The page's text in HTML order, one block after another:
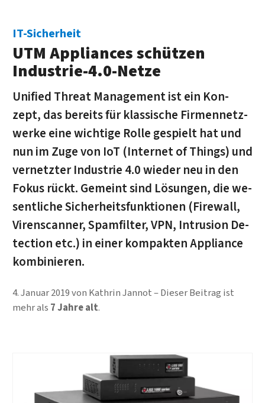
IT-Sicherheit
UTM Appliances schützen
Industrie-4.0-Netze
Unified Threat Management ist ein Kon­
zept, das bereits für klas­si­sche Fir­men­netz­
werke eine wichtige Rolle ge­spielt hat und
nun im Zuge von IoT (Internet of Things) und
ver­netz­ter In­du­strie 4.0 wieder neu in den
Fokus rückt. Ge­meint sind Lö­sun­gen, die we­
sent­li­che Si­cher­heits­funk­tio­nen (Fire­wall,
Viren­scanner, Spam­filter, VPN, In­tru­sion De­
tection etc.) in einer kom­pak­ten Appliance
kombinieren.
4. Januar 2019von Kathrin Jannot
Dieser Beitrag ist
mehr als 7 Jahre alt.